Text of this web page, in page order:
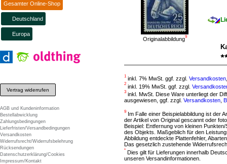
Gesamter Online-Shop
Deutschland
Europa
Vertrag widerrufen
AGB und Kundeninformation
Bestellabwicklung
Zahlungsbedingungen
Lieferfristen/Versandbedingungen
Versandkosten
Widerrufsrecht/Widerrufsbelehrung
Rücksendungen
Datenschutzerklärung/Cookies
Impressum/Kontakt
Originalabbildung9
1 inkl. 7% MwSt. ggf. zzgl. Versandkosten
2 inkl. 19% MwSt. ggf. zzgl.
3 inkl. MwSt. Diese Ware unterliegt der
ausgewiesen, ggf. zzgl. Versandkosten
9
Im Falle einer Beispielabbildung ist der
der Artikel von Original gescannt oder
Beispiel: Entfernung von kleinen
des Objekts. Maßgeblich für den
Abbildung entdeckte Plattenfehler,
Das gesetzlich zustehende
* Dies gilt für Lieferungen innerhalb
unseren Versandinformationen.